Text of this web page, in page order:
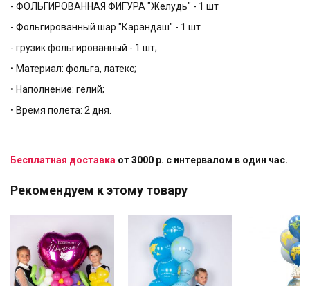
- ФОЛЬГИРОВАННАЯ ФИГУРА "Желудь" - 1 шт
- Фольгированный шар "Карандаш" - 1 шт
- грузик фольгированный - 1 шт;
• Материал: фольга, латекс;
• Наполнение: гелий;
• Время полета: 2 дня.
Бесплатная доставка от 3000 р. с интервалом в один час.
Рекомендуем к этому товару